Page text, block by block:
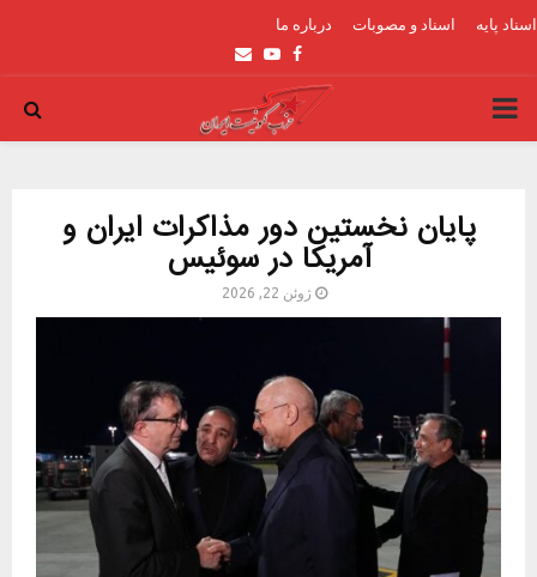
اسناد پایه اسناد و مصوبات درباره ما
Facebook
Youtube
Email
PRIMARY
پایان نخستین دور مذاکرات ایران و
آمریکا در سوئیس
ژوئن 22, 2026